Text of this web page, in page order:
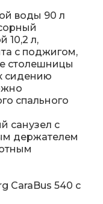
воды 90 л
10,2 л,
с поджигом,
столешницы
сидению
спального
санузел с
держателем
CaraBus 540 с